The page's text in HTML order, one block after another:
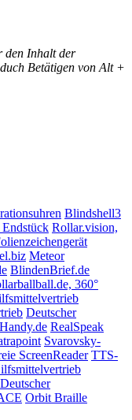
den Inhalt der
Betätigen von Alt +
Blindshell3
Endstück Rollar.vision,
Meteor
BlindenBrief.de
360°
Deutscher
RealSpeak
Svarovsky-
ScreenReader TTS-
Deutscher
Orbit Braille